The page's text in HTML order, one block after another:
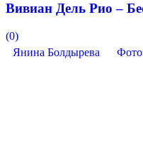
Вивиан Дель Рио –
(0)
Янина Болдырева